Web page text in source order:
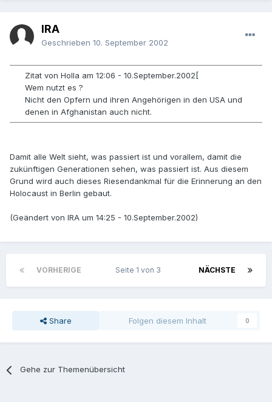
IRA
Geschrieben 10. September 2002
Zitat von Holla am 12:06 - 10.September.2002[
Wem nutzt es ?
Nicht den Opfern und ihren Angehörigen in den USA und
denen in Afghanistan auch nicht.
Damit alle Welt sieht, was passiert ist und vorallem, damit die
zukünftigen Generationen sehen, was passiert ist. Aus diesem
Grund wird auch dieses Riesendankmal für die Erinnerung an den
Holocaust in Berlin gebaut.
(Geändert von IRA um 14:25 - 10.September.2002)
VORHERIGE NÄCHSTE
Seite 1 von 3
Share Folgen diesem Inhalt 0
Gehe zur Themenübersicht